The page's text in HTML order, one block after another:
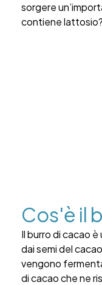
sorgere
contiene lattosio?
Cos'è il
Il burro di cacao
dai semi del
vengono
di cacao che ne